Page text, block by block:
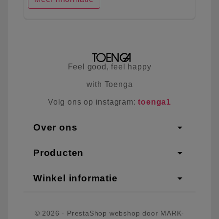
Feel good, feel happy
with Toenga
Volg ons op instagram:toenga1
Over ons arrow_drop_down
Producten arrow_drop_down
Winkel informatie arrow_drop_down
© 2026 - PrestaShop webshop door MARK-